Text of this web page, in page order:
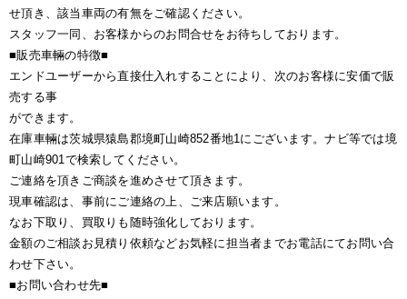
せ頂き、該当車両の有無をご確認ください。
スタッフ一同、お客様からのお問合せをお待ちしております。
■販売車輛の特徴■
エンドユーザーから直接仕入れすることにより、次のお客様に安価で販
売する事
ができます。
在庫車輛は茨城県猿島郡境町山崎852番地1にございます。ナビ等では境
町山崎901で検索してください。
ご連絡を頂きご商談を進めさせて頂きます。
現車確認は、事前にご連絡の上、ご来店願います。
なお下取り、買取りも随時強化しております。
金額のご相談お見積り依頼などお気軽に担当者までお電話にてお問い合
わせ下さい。
■お問い合わせ先■